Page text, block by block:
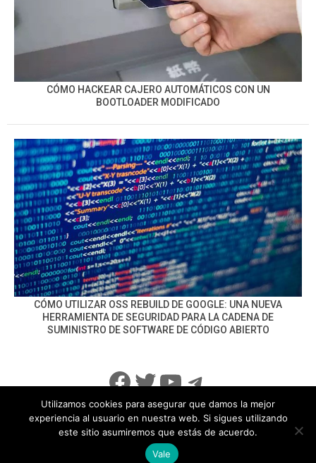
CÓMO HACKEAR CAJERO AUTOMÁTICOS CON UN
BOOTLOADER MODIFICADO
CÓMO UTILIZAR OSS REBUILD DE GOOGLE: UNA NUEVA
HERRAMIENTA DE SEGURIDAD PARA LA CADENA DE
SUMINISTRO DE SOFTWARE DE CÓDIGO ABIERTO
Facebook
Twitter
YouTube
Telegram
info@noticiasseguridad.com Política de Privacidad
Utilizamos cookies para asegurar que damos la mejor
experiencia al usuario en nuestra web. Si sigues utilizando
este sitio asumiremos que estás de acuerdo.
Vale